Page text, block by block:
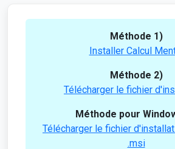
Méthode 1)
Installer Calcul
Méthode 2)
Télécharger le fichier
Méthode pour
Télécharger le fichier
.msi